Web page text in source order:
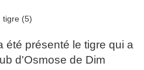
présenté le tigre qui a
d'Osmose de Dim